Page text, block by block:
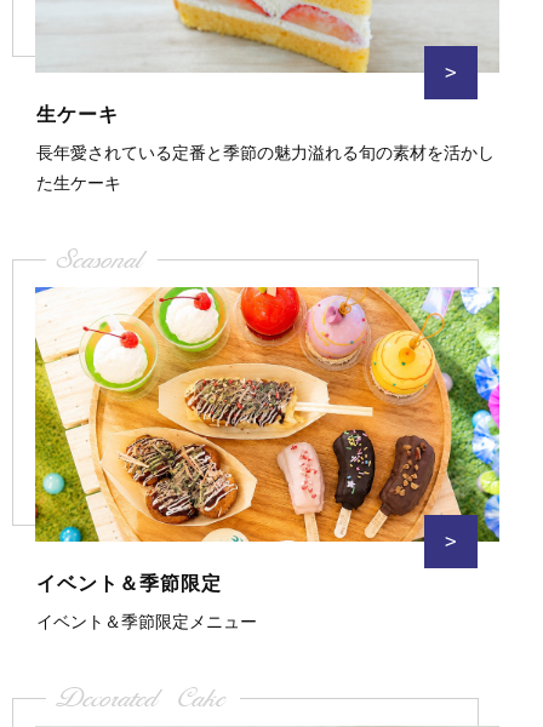
>
生ケーキ
長年愛されている定番と季節の魅力溢れる旬の素材を活かし
た生ケーキ
Seasonal
>
イベント＆季節限定
イベント＆季節限定メニュー
Decorated Cake